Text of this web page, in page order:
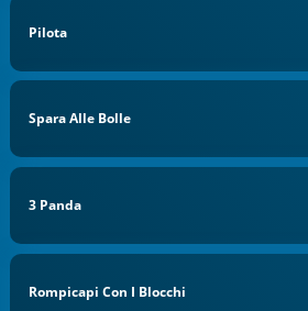
Pilota
Spara Alle Bolle
3 Panda
Rompicapi Con I Blocchi